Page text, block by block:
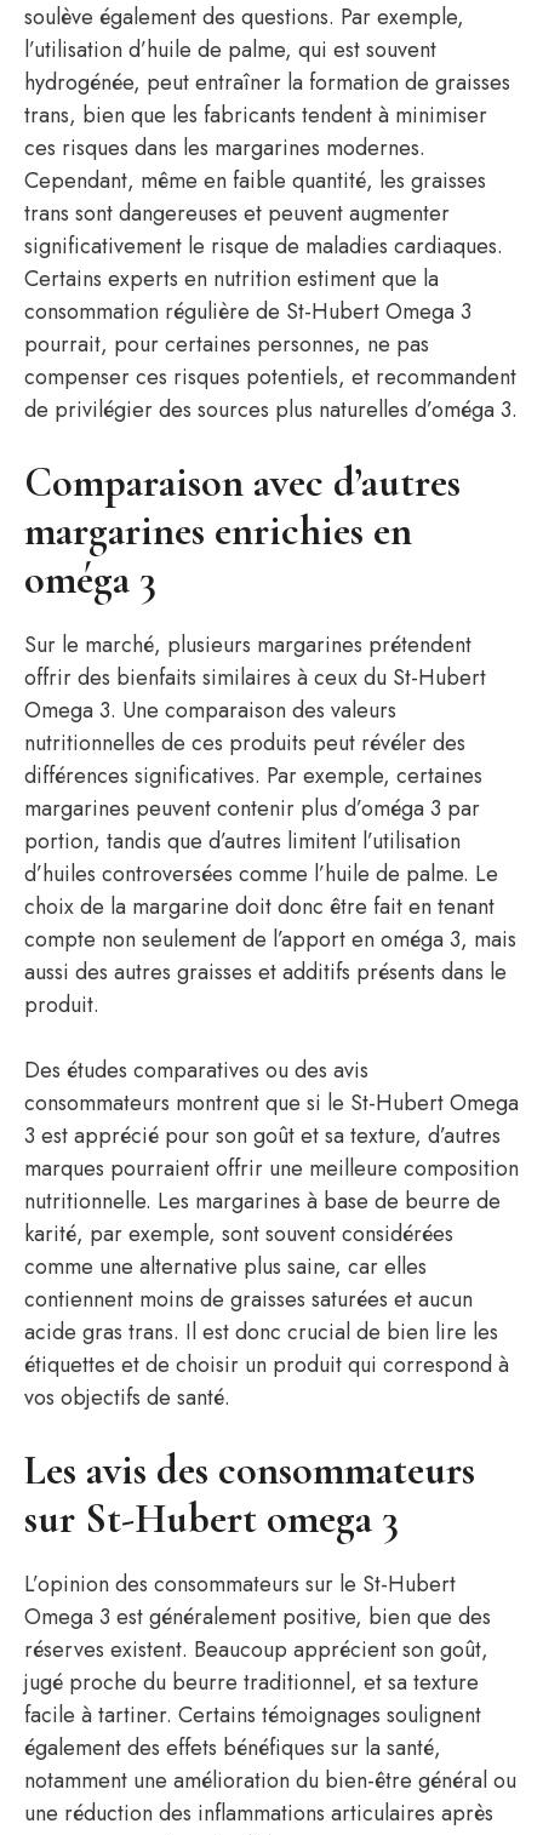
soulève également des questions. Par exemple,
l’utilisation d’huile de palme, qui est souvent
hydrogénée, peut entraîner la formation de graisses
trans, bien que les fabricants tendent à minimiser
ces risques dans les margarines modernes.
Cependant, même en faible quantité, les graisses
trans sont dangereuses et peuvent augmenter
significativement le risque de maladies cardiaques.
Certains experts en nutrition estiment que la
consommation régulière de St-Hubert Omega 3
pourrait, pour certaines personnes, ne pas
compenser ces risques potentiels, et recommandent
de privilégier des sources plus naturelles d’oméga 3.
Comparaison avec d’autres
margarines enrichies en
oméga 3
Sur le marché, plusieurs margarines prétendent
offrir des bienfaits similaires à ceux du St-Hubert
Omega 3. Une comparaison des valeurs
nutritionnelles de ces produits peut révéler des
différences significatives. Par exemple, certaines
margarines peuvent contenir plus d’oméga 3 par
portion, tandis que d’autres limitent l’utilisation
d’huiles controversées comme l’huile de palme. Le
choix de la margarine doit donc être fait en tenant
compte non seulement de l’apport en oméga 3, mais
aussi des autres graisses et additifs présents dans le
produit.
Des études comparatives ou des avis
consommateurs montrent que si le St-Hubert Omega
3 est apprécié pour son goût et sa texture, d’autres
marques pourraient offrir une meilleure composition
nutritionnelle. Les margarines à base de beurre de
karité, par exemple, sont souvent considérées
comme une alternative plus saine, car elles
contiennent moins de graisses saturées et aucun
acide gras trans. Il est donc crucial de bien lire les
étiquettes et de choisir un produit qui correspond à
vos objectifs de santé.
Les avis des consommateurs
sur St-Hubert omega 3
L’opinion des consommateurs sur le St-Hubert
Omega 3 est généralement positive, bien que des
réserves existent. Beaucoup apprécient son goût,
jugé proche du beurre traditionnel, et sa texture
facile à tartiner. Certains témoignages soulignent
également des effets bénéfiques sur la santé,
notamment une amélioration du bien-être général ou
une réduction des inflammations articulaires après